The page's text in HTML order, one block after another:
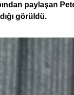
paylaşan
görüldü.